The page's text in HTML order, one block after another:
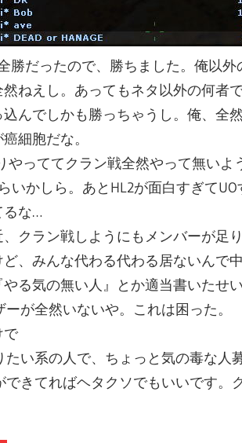
勝だったので、勝ちました。俺以
ねえし。あってもネタ以外の何者
んでしかも勝っちゃうし。俺、全
細胞だな。
やっててクラン戦全然やって無いよ
いかしら。あとHL2が面白すぎて
るな…
、クラン戦しようにもメンバーが足
、みんな代わる代わる居ないんで
る気の無い人』とか適当書いたせ
ーが全然いないや。これは困った。
で
たい系の人で、ちょっと気の毒な人
できてればヘタクソでもいいです。